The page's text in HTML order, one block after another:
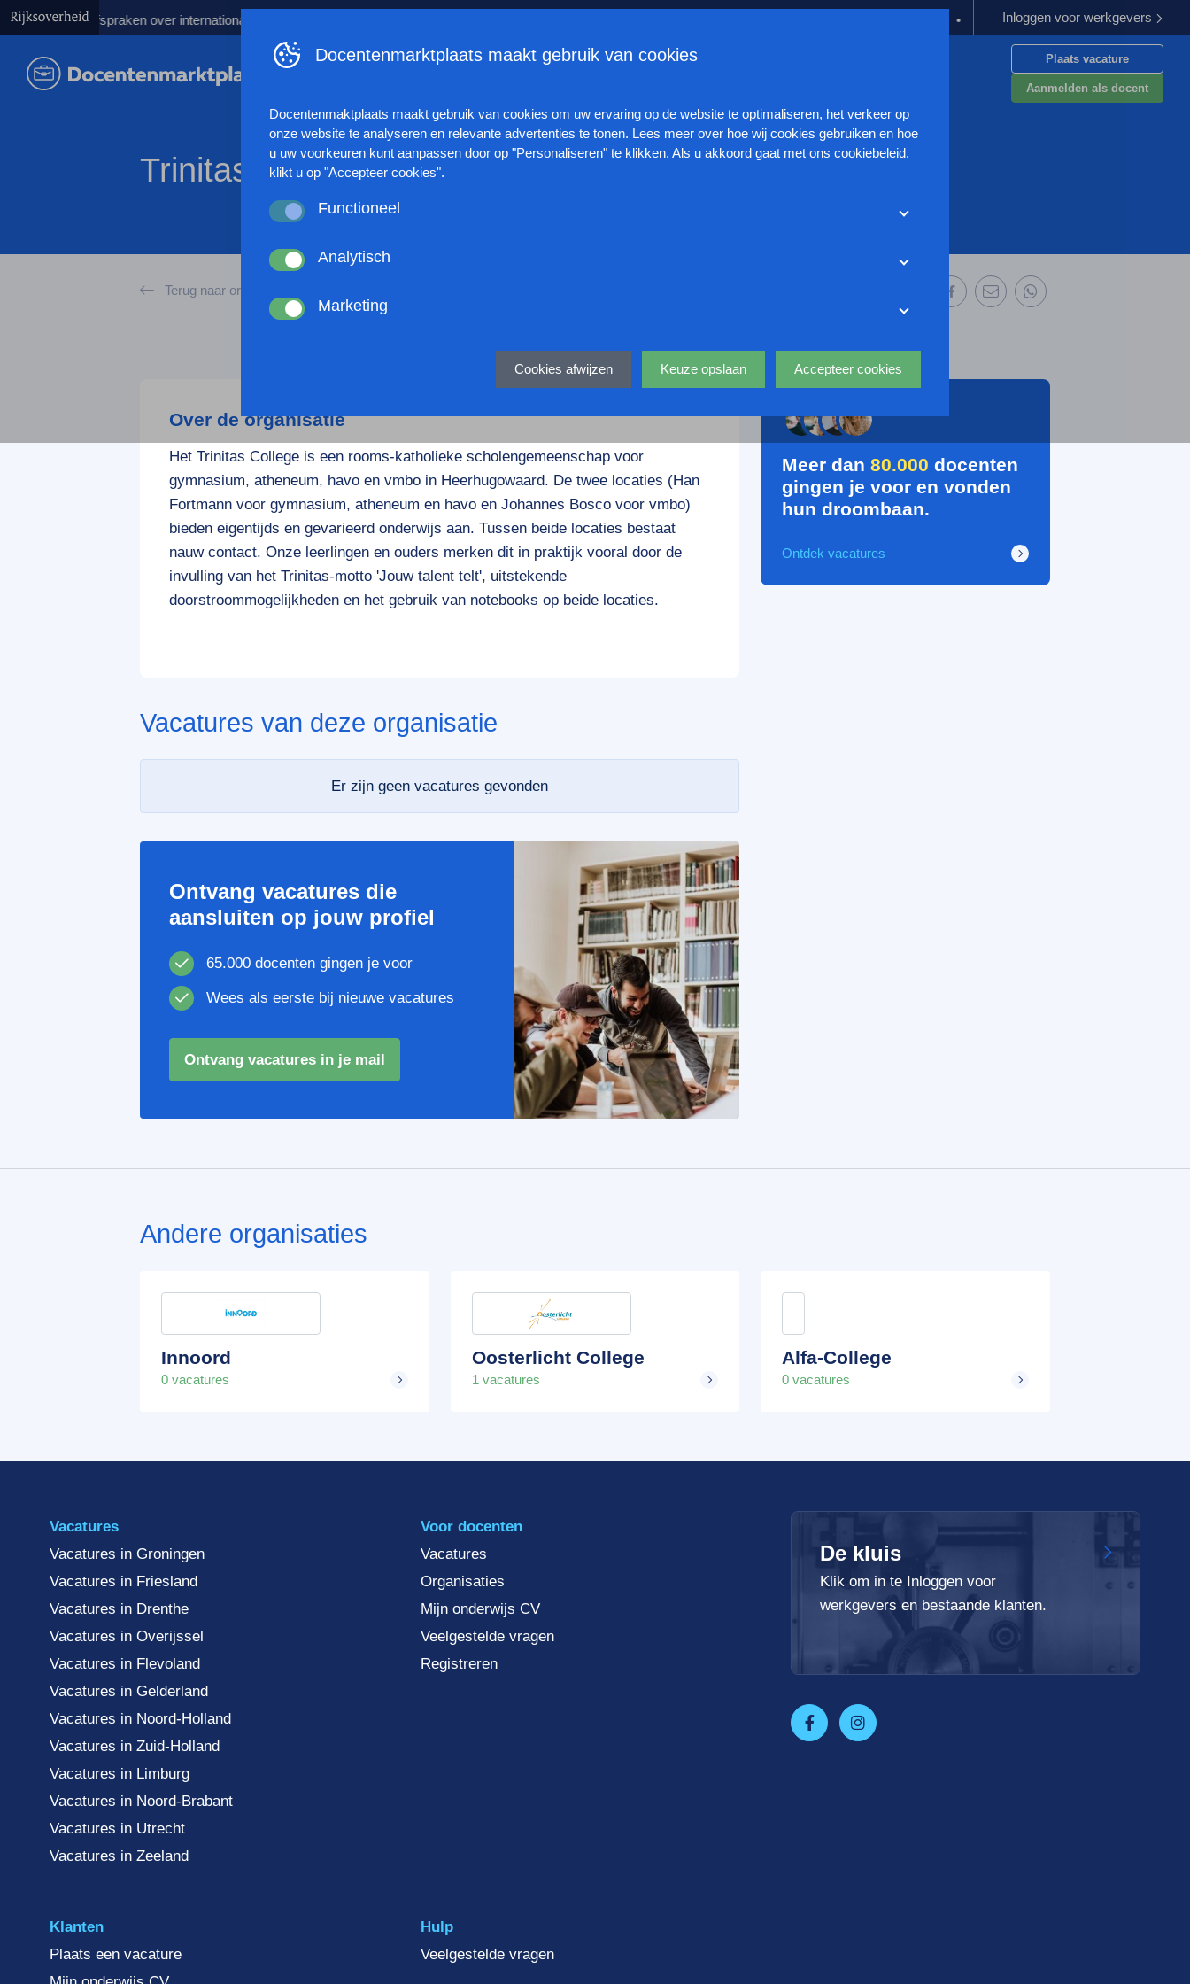
afspraken over internationale studenten Kabinet werkt aan verbetering aanpak van
Inloggen voor werkgevers
Plaats vacature
Aanmelden als docent
Trinitas College
Terug naar organisaties
Over de organisatie
Het Trinitas College is een rooms-katholieke scholengemeenschap voor
gymnasium, atheneum, havo en vmbo in Heerhugowaard. De twee locaties (Han
Fortmann voor gymnasium, atheneum en havo en Johannes Bosco voor vmbo)
bieden eigentijds en gevarieerd onderwijs aan. Tussen beide locaties bestaat
nauw contact. Onze leerlingen en ouders merken dit in praktijk vooral door de
invulling van het Trinitas-motto 'Jouw talent telt', uitstekende
doorstroommogelijkheden en het gebruik van notebooks op beide locaties.
Vacatures van deze organisatie
Er zijn geen vacatures gevonden
Ontvang vacatures die
aansluiten op jouw profiel
65.000 docenten gingen je voor
Wees als eerste bij nieuwe vacatures
Ontvang vacatures in je mail
Meer dan80.000 docenten
gingen je voor en vonden
hun droombaan.
Ontdek vacatures
Andere organisaties
Innoord
0 vacatures
Oosterlicht College
1 vacatures
Alfa-College
0 vacatures
Vacatures
Vacatures in Groningen
Vacatures in Friesland
Vacatures in Drenthe
Vacatures in Overijssel
Vacatures in Flevoland
Vacatures in Gelderland
Vacatures in Noord-Holland
Vacatures in Zuid-Holland
Vacatures in Limburg
Vacatures in Noord-Brabant
Vacatures in Utrecht
Vacatures in Zeeland
Voor docenten
Vacatures
Organisaties
Mijn onderwijs CV
Veelgestelde vragen
Registreren
Klanten
Plaats een vacature
Hulp
Veelgestelde vragen
De kluis
Klik om in te Inloggen voor
werkgevers en bestaande klanten.
Docentenmarktplaats maakt gebruik van cookies
Docentenmaktplaats maakt gebruik van cookies om uw ervaring op de website te optimaliseren, het verkeer op
onze website te analyseren en relevante advertenties te tonen. Lees meer over hoe wij cookies gebruiken en hoe
u uw voorkeuren kunt aanpassen door op "Personaliseren" te klikken. Als u akkoord gaat met ons cookiebeleid,
klikt u op "Accepteer cookies".
Functioneel
anoniem website statistieken bij. Omdat deze cookies strikt noodzakelijk zijn, kunt u ze niet weigeren zonder de
werking van de website te beïnvloeden. U kunt deze cookies blokkeren of verwijderen door uw
browserinstellingen te wijzigen, zoals beschreven in ons privacy statement.
Analytisch
gebruikt of hoe effectief onze marketingcampagnes zijn. Ook helpen deze cookies ons om deze website aan te
passen en zo uw gebruikservaring te kunnen verbeteren.
Marketing
kunnen tonen op basis van uw interesses en surfgedrag. Ook voeren deze cookies functies uit waarmee onder
andere wordt voorkomen dat dezelfde advertentie voortdurend verschijnt.
Cookies afwijzen Keuze opslaan Accepteer cookies